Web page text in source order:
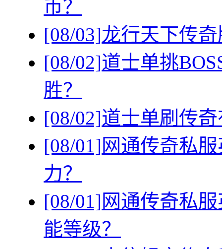
币？
[08/03]龙行天下传
[08/02]道士单挑
胜？
[08/02]道士单刷传
[08/01]网通传奇私
力？
[08/01]网通传奇私
能等级？